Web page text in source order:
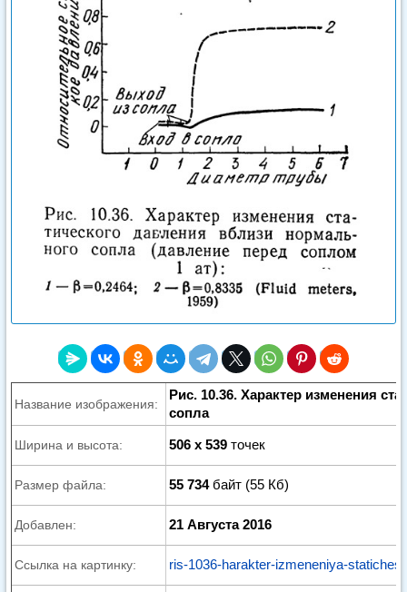
Название изображения:
Рис. 10.36. Характер изменения
сопла
Ширина и высота: 506 x 539 точек
Размер файла: 55 734байт (55 Кб)
Добавлен: 21 Августа 2016
Ссылка на картинку: ris-1036-harakter-izmeneniya-